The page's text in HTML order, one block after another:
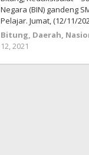
Negara (BIN) gandeng
Pelajar. Jumat, (12/11/
Bitung, Daerah,
12, 2021